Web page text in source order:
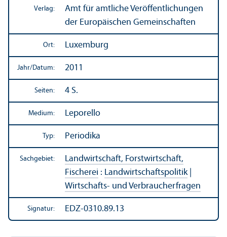
Verlag:
Amt für amtliche Veröffentlichungen
der Europäischen Gemeinschaften
Ort: Luxemburg
Jahr/Datum: 2011
Seiten: 4 S.
Medium: Leporello
Typ: Periodika
Sachgebiet:
Landwirtschaft, Forstwirtschaft,
Fischerei : Landwirtschafts­politik|
Wirtschafts- und Verbraucherfragen
Signatur: EDZ-0310.89.13